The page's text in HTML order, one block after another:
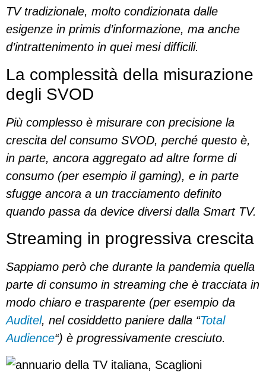
TV tradizionale, molto condizionata dalle
esigenze in primis d’informazione, ma anche
d’intrattenimento in quei mesi difficili.
La complessità della misurazione
degli SVOD
Più complesso è misurare con precisione la
crescita del consumo SVOD, perché questo è,
in parte, ancora aggregato ad altre forme di
consumo (per esempio il gaming), e in parte
sfugge ancora a un tracciamento definito
quando passa da device diversi dalla Smart TV.
Streaming in progressiva crescita
Sappiamo però che durante la pandemia quella
parte di consumo in streaming che è tracciata in
modo chiaro e trasparente (per esempio da
Auditel, nel cosiddetto paniere dalla “Total
Audience“) è progressivamente cresciuto.